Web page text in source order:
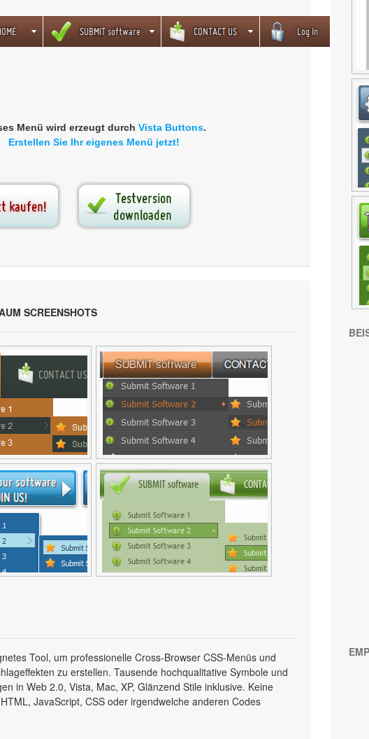
Menü wird erzeugt durch Vista Buttons.
Erstellen Sie Ihr eigenes Menü jetzt!
SCREENSHOTS
Tool, um professionelle Cross-Browser CSS-Menüs und
zu erstellen. Tausende hochqualitative Symbole und
in Web 2.0, Vista, Mac, XP, Glänzend Stile inklusive. Keine
JavaScript, CSS oder irgendwelche anderen Codes